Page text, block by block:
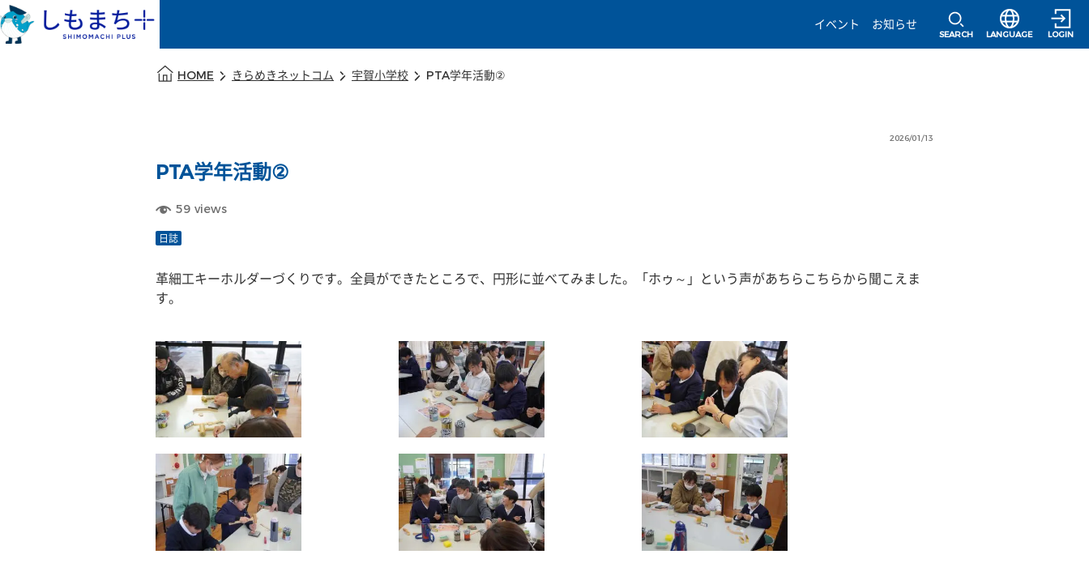
イベント
お知らせ
SEARCH
選択すると言語
LANGUAGE LOGIN
HOME きらめきネットコム 宇賀小学校 PTA学年活動②
2026/01/13
PTA学年活動②
59 views
日誌
革細工キーホルダーづくりです。全員ができたところで、円形に並べてみました。「ホゥ～」という声があちらこちらから聞こえま
す。